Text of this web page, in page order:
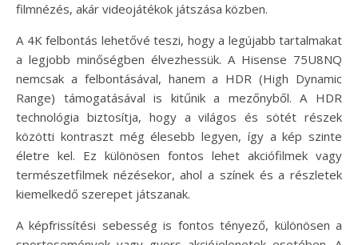
filmnézés, akár videojátékok játszása közben.
A 4K felbontás lehetővé teszi, hogy a legújabb tartalmakat
a legjobb minőségben élvezhessük. A Hisense 75U8NQ
nemcsak a felbontásával, hanem a HDR (High Dynamic
Range) támogatásával is kitűnik a mezőnyből. A HDR
technológia biztosítja, hogy a világos és sötét részek
közötti kontraszt még élesebb legyen, így a kép szinte
életre kel. Ez különösen fontos lehet akciófilmek vagy
természetfilmek nézésekor, ahol a színek és a részletek
kiemelkedő szerepet játszanak.
A képfrissítési sebesség is fontos tényező, különösen a